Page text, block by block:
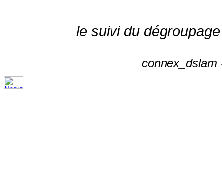
le suivi du
connex_dslam